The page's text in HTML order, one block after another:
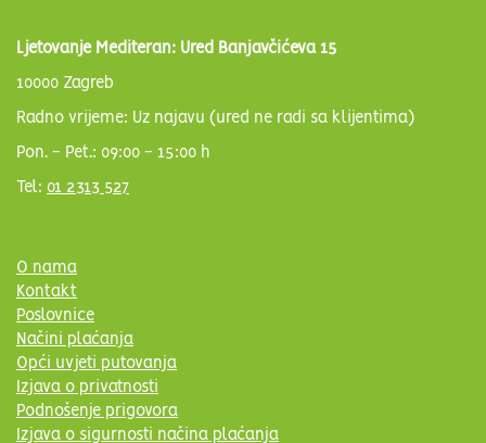
Ljetovanje Mediteran: Ured Banjavčićeva 15
10000 Zagreb
Radno vrijeme: Uz najavu (ured ne radi sa klijentima)
Pon. - Pet.: 09:00 - 15:00 h
Tel: 01 2313 527
O nama
Kontakt
Poslovnice
Načini plaćanja
Opći uvjeti putovanja
Izjava o privatnosti
Podnošenje prigovora
Izjava o sigurnosti načina plaćanja